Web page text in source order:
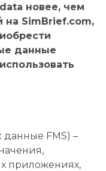
новее, чем
на SimBrief.com,
данные
данные FMS) –
приложениях,